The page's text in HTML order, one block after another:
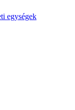
egységek